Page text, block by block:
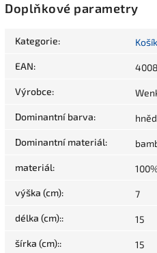
Doplňkové parametry
Kategorie:
EAN:
Výrobce:
Dominantní barva:
Dominantní materiál:
materiál:
výška (cm): 7
délka (cm):: 15
šírka (cm):: 15